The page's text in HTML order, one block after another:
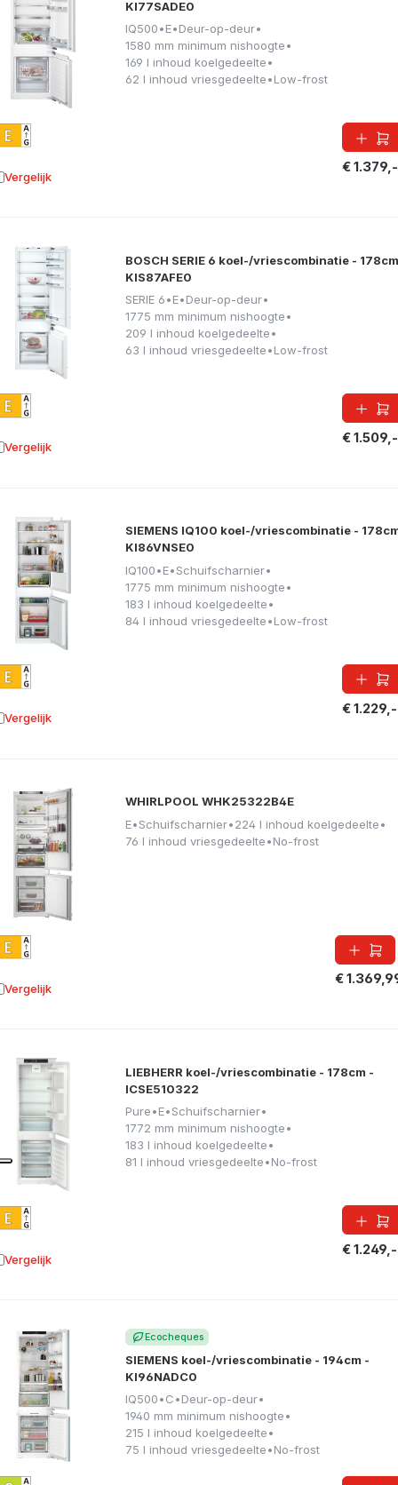
KI77SADE0
IQ500•E•Deur-op-deur•
1580 mm minimum nishoogte•
169 l inhoud koelgedeelte•
62 l inhoud vriesgedeelte•Low-frost
€ 1.379,-
Vergelijk aan vergelijking
BOSCH SERIE 6 koel-/vriescombinatie -
KIS87AFE0
SERIE 6•E•Deur-op-deur•
1775 mm minimum nishoogte•
209 l inhoud koelgedeelte•
63 l inhoud vriesgedeelte•Low-frost
€ 1.509,-
Vergelijk aan vergelijking
SIEMENS IQ100 koel-/vriescombinatie -
KI86VNSE0
IQ100•E•Schuifscharnier•
1775 mm minimum nishoogte•
183 l inhoud koelgedeelte•
84 l inhoud vriesgedeelte•Low-frost
€ 1.229,-
Vergelijk aan vergelijking
WHIRLPOOL WHK25322B4E
E•Schuifscharnier•224 l inhoud koelgedeelte•
76 l inhoud vriesgedeelte•No-frost
€
Vergelijk aan vergelijking
LIEBHERR koel-/vriescombinatie - 178cm -
ICSE510322
Pure•E•Schuifscharnier•
1772 mm minimum nishoogte•
183 l inhoud koelgedeelte•
81 l inhoud vriesgedeelte•No-frost
€ 1.249,-
Vergelijk aan vergelijking
Ecocheques
SIEMENS koel-/vriescombinatie - 194cm -
KI96NADC0
IQ500•C•Deur-op-deur•
1940 mm minimum nishoogte•
215 l inhoud koelgedeelte•
75 l inhoud vriesgedeelte•No-frost